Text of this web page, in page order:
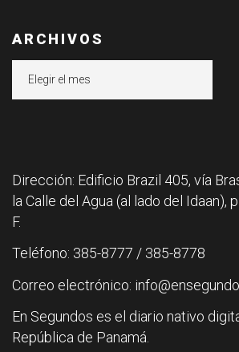
ARCHIVOS
Dirección: Edificio Brazil 405, vía
la Calle del Agua (al lado del Idaan),
F.
Teléfono: 385-8777 / 385-8778
Correo electrónico:
En Segundos es el diario nativo
República de Panamá.